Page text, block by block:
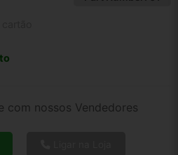
com nossos Vendedores